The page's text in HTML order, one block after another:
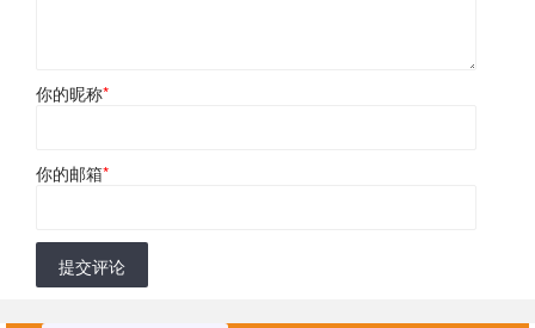
你的昵称*
你的邮箱*
提交评论